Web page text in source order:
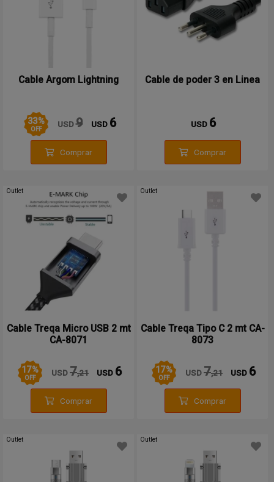
Cable Argom Lightning
33%
OFF USD9 USD 6
Comprar
Cable de poder 3 en Linea
USD 6
Comprar
Outlet
Cable Treqa Micro USB 2 mt
CA-8071
17%
OFF USD7,21 USD 6
Comprar
Outlet
Cable Treqa Tipo C 2 mt CA-
8073
17%
OFF USD7,21 USD 6
Comprar
Outlet Outlet